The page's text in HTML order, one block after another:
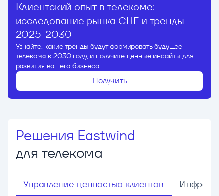
Клиентский опыт в телекоме:
исследование рынка СНГ и тренды
2025-2030
Узнайте, какие тренды будут формировать будущее
телекома к 2030 году, и получите ценные инсайты для
развития вашего бизнеса.
Получить
Решения Eastwind
для телекома
Управление ценностью клиентов